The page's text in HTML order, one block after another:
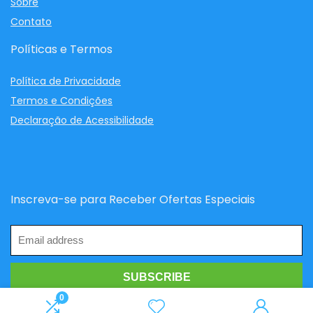
0
Contato
Políticas e Termos
Política de Privacidade
Termos e Condições
Declaração de Acessibilidade
Inscreva-se para Receber Ofertas Especiais